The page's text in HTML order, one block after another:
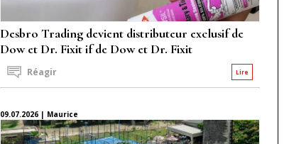
Desbro Trading devient distributeur exclusif de
Dow et Dr. Fixit if de Dow et Dr. Fixit
Lire
Réagir
09.07.2026 | Maurice